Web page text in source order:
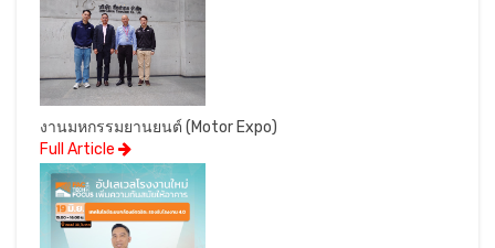
งานมหกรรมยานยนต์ (Motor Expo)
Full Article